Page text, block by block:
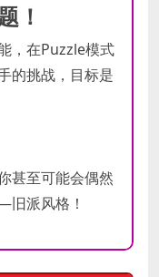
！
，在Puzzle模式
的挑战，目标是
甚至可能会偶然
派风格！